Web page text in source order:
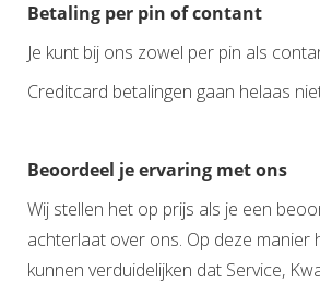
Betaling per pin of contant
Je kunt bij ons zowel per pin als
Creditcard betalingen gaan helaas
Beoordeel je ervaring met ons
Wij stellen het op prijs als je een
achterlaat over ons. Op deze manier
kunnen verduidelijken dat Service,